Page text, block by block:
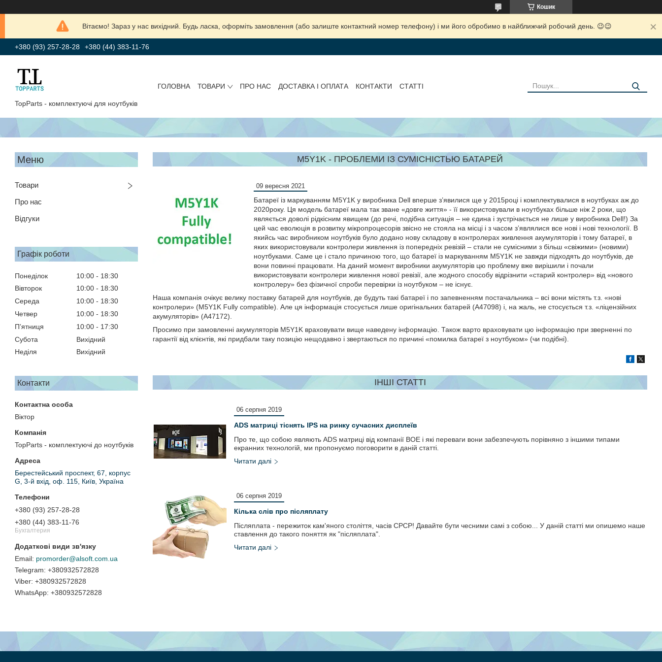
Кошик
Вітаємо! Зараз у нас вихідний. Будь ласка, оформіть замовлення (або залиште контактний номер телефону) і ми його обробимо в найближчий робочий день. 😉😉
+380 (93) 257-28-28 +380 (44) 383-11-76
TopParts - комплектуючі для ноутбуків
ГОЛОВНА ТОВАРИ ПРО НАС ДОСТАВКА І ОПЛАТА КОНТАКТИ СТАТТІ
Товари
Про нас
Відгуки
Графік роботи
Понеділок 10:00
18:30
Вівторок
10:00
18:30
Середа
10:00
18:30
Четвер
10:00
18:30
Пʼятниця
10:00
17:30
Субота
Вихідний
Неділя
Вихідний
Контакти
Віктор
TopParts - комплектуючі до ноутбуків
Берестейський проспект, 67, корпус
G, 3-й вхід, оф. 115, Київ, Україна
+380 (93) 257-28-28
+380 (44) 383-11-76
Бухгалтерия
promorder@alsoft.com.ua
+380932572828
+380932572828
+380932572828
M5Y1K - ПРОБЛЕМИ ІЗ СУМІСНІСТЬЮ БАТАРЕЙ
09 вересня 2021
Батареї із маркуванням M5Y1K у виробника Dell вперше з’явилися ще у 2015році і комплектувалися в ноутбуках аж до
2020року. Ця модель батареї мала так зване «довге життя» - її використовували в ноутбуках більше ніж 2 роки, що
являється доволі рідкісним явищем (до речі, подібна ситуація – не єдина і зустрічається не лише у виробника Dell!) За
цей час еволюція в розвитку мікропроцесорів звісно не стояла на місці і з часом з’являлися все нові і нові технології. В
якийсь час виробником ноутбуків було додано нову складову в контролерах живлення акумуляторів і тому батареї, в
яких використовували контролери живлення із попередніх ревізій – стали не сумісними з більш «свіжими» (новими)
ноутбуками. Саме це і стало причиною того, що батареї із маркуванням M5Y1K не завжди підходять до ноутбуків, де
вони повинні працювати. На даний момент виробники акумуляторів цю проблему вже вирішили і почали
використовувати контролери живлення нової ревізії, але жодного способу відрізнити «старий контролер» від «нового
контролеру» без фізичної спроби перевірки із ноутбуком – не існує.
Наша компанія очікує велику поставку батарей для ноутбуків, де будуть такі батареї і по запевненням постачальника – всі вони містять т.з. «нові
контролери» (M5Y1K Fully compatible). Але ця інформація стосується лише оригінальних батарей (A47098) і, на жаль, не стосується т.з. «ліцензійних
акумуляторів» (A47172).
Просимо при замовленні акумуляторів M5Y1K враховувати вище наведену інформацію. Також варто враховувати цю інформацію при зверненні по
гарантії від клієнтів, які придбали таку позицію нещодавно і звертаються по причині «помилка батареї з ноутбуком» (чи подібні).
ІНШІ СТАТТІ
06 серпня 2019
ADS матриці тіснять IPS на ринку сучасних дисплеїв
Про те, що собою являють ADS матриці від компанії BOE і які переваги вони забезпечують порівняно з іншими типами
екранних технологій, ми пропонуємо поговорити в даній статті.
06 серпня 2019
Кілька слів про післяплату
Післяплата - пережиток кам'яного століття, часів СРСР! Давайте бути чесними самі з собою... У даній статті ми опишемо наше
ставлення до такого поняття як "післяплата".